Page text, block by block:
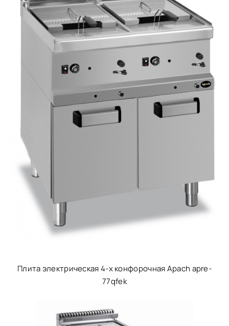
Плита электрическая 4-х конфорочная Apach apre-
77qfek